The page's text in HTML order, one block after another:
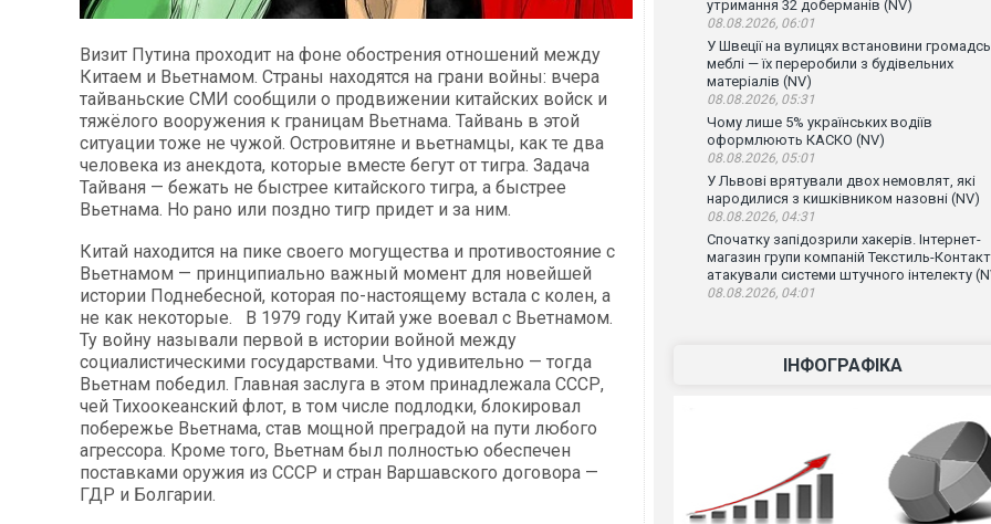
Визит Путина проходит на фоне обострения отношений между
Китаем и Вьетнамом. Страны находятся на грани войны: вчера
тайваньские СМИ сообщили о продвижении китайских войск и
тяжёлого вооружения к границам Вьетнама. Тайвань в этой
ситуации тоже не чужой. Островитяне и вьетнамцы, как те два
человека из анекдота, которые вместе бегут от тигра. Задача
Тайваня — бежать не быстрее китайского тигра, а быстрее
Вьетнама. Но рано или поздно тигр придет и за ним.
Китай находится на пике своего могущества и противостояние с
Вьетнамом — принципиально важный момент для новейшей
истории Поднебесной, которая по-настоящему встала с колен, а
не как некоторые. В 1979 году Китай уже воевал с Вьетнамом.
Ту войну называли первой в истории войной между
социалистическими государствами. Что удивительно — тогда
Вьетнам победил. Главная заслуга в этом принадлежала СССР,
чей Тихоокеанский флот, в том числе подлодки, блокировал
побережье Вьетнама, став мощной преградой на пути любого
агрессора. Кроме того, Вьетнам был полностью обеспечен
поставками оружия из СССР и стран Варшавского договора —
ГДР и Болгарии.
утримання 32 доберманів (NV)
08.08.2026, 06:01
У Швеції на вулицях встановини
меблі — їх переробили з будівельних
матеріалів (NV)
08.08.2026, 05:31
Чому лише 5% українських водіїв
оформлюють КАСКО (NV)
08.08.2026, 05:01
У Львові врятували двох немовлят, які
народилися з кишківником назовні (NV)
08.08.2026, 04:31
Спочатку запідозрили хакерів. Інтернет-
магазин групи компаній Текстиль-Контакт
атакували системи штучного інтелекту
08.08.2026, 04:01
ІНФОГРАФІКА